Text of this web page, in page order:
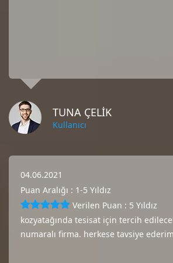
TUNA ÇELIK
Kullanıcı
04.06.2021
Puan Aralığı : 1-5 Yıldız
Verilen Puan : 5 Yıldız
kozyatağında tesisat için tercih
numaralı firma. herkese tavsiye